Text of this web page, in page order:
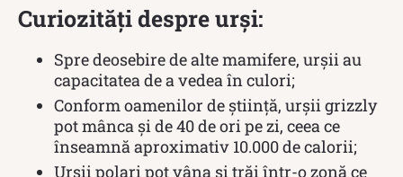
Curiozități despre urși:
Spre deosebire de alte mamifere, urşii au
capacitatea de a vedea în culori;
Conform oamenilor de știință, urșii grizzly
pot mânca şi de 40 de ori pe zi, ceea ce
înseamnă aproximativ 10.000 de calorii;
Urșii polari pot vâna și trăi într-o zonă ce